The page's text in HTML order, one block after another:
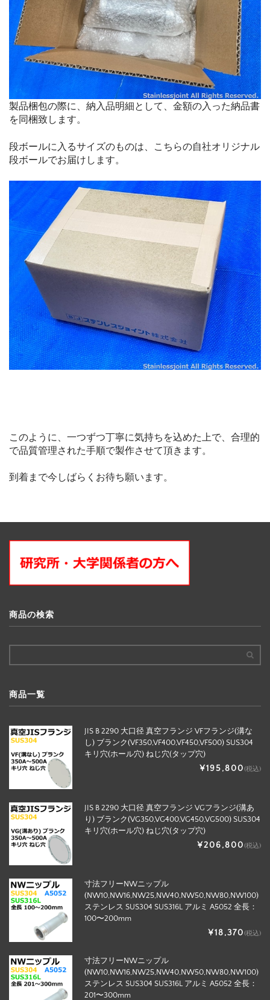
製品梱包の際に、納入品明細として、金額の入った納品書
を同梱致します。
段ボールに入るサイズのものは、こちらの自社オリジナル
段ボールでお届けします。
このように、一つずつ丁寧に気持ちを込めた上で、合理的
で品質管理された手順で製作させて頂きます。
到着まで今しばらくお待ち願います。
商品の検索
商品一覧
JIS B 2290 大口径 真空フランジ VFフランジ(溝な
し) ブランク(VF350,VF400,VF450,VF500) SUS304
キリ穴(ホール穴) ねじ穴(タップ穴)
¥195,800(税込)
JIS B 2290 大口径 真空フランジ VGフランジ(溝あ
り) ブランク(VG350,VG400,VG450,VG500) SUS304
キリ穴(ホール穴) ねじ穴(タップ穴)
¥206,800(税込)
寸法フリーNWニップル
(NW10,NW16,NW25,NW40,NW50,NW80,NW100)
ステンレス SUS304 SUS316L アルミ A5052 全長：
100〜200mm
¥18,370(税込)
寸法フリーNWニップル
(NW10,NW16,NW25,NW40,NW50,NW80,NW100)
ステンレス SUS304 SUS316L アルミ A5052 全長：
201〜300mm